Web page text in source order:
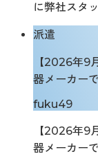
に弊社スタ
派遣
【2026年9
器メーカー
fuku49
【2026年9
器メーカー